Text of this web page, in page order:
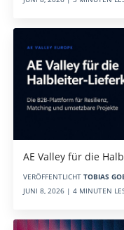
AE Valley für die
VERÖFFENTLICHT TOBIAS
JUNI 8, 2026 | 4 MINUTEN